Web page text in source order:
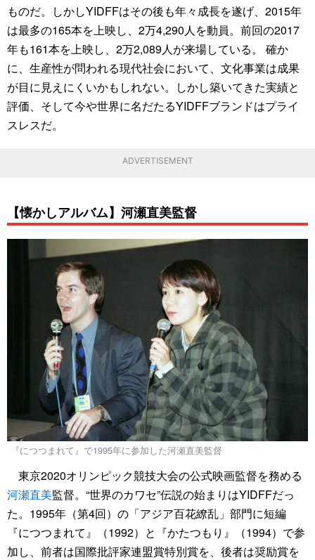
ものだ。しかしYIDFFはその後も年々成長を遂げ、2015年
は最多の165本を上映し、2万4,290人を動員。前回の2017
年も161本を上映し、2万2,089人が来場している。 確か
に、生産性が問われる現代社会において、文化事業は成果
が目に見えにくいかもしれない。しかし築いてきた実績と
評価、そして今や世界に名だたるYIDFFブランドはプライ
スレスだ。
ADVERTISEMENT
【懐かしアルバム】河瀬直美監督
『につつまれて』で1995年に参加した河瀬直美監督
東京2020オリンピック競技大会の公式映画監督を務める
河瀬直美監督。“世界のカワセ”伝説の始まりはYIDFFだっ
た。1995年（第4回）の「アジア百花繚乱」部門に短編
『につつまれて』（1992）と『かたつもり』（1994）で参
加し、前者は国際批評家連盟賞特別賞を、後者は奨励賞を